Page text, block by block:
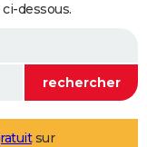
dessous.
sur